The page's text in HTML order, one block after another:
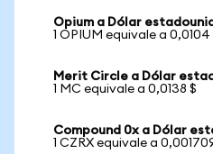
Opium a Dólar
1 OPIUM equivale a 0,0104
Merit Circle a Dólar
1 MC equivale a 0,0138 $
Compound 0x a Dólar
1 CZRX equivale a